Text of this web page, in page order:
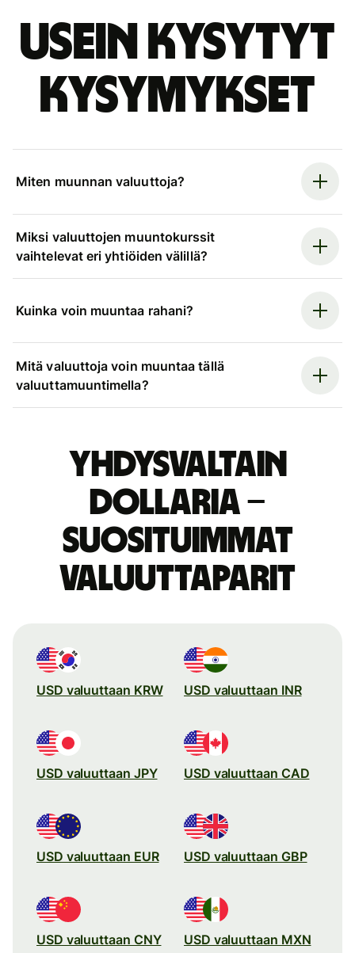
Usein kysytyt
kysymykset
Miten muunnan valuuttoja?
Miksi valuuttojen muuntokurssit
vaihtelevat eri yhtiöiden välillä?
Kuinka voin muuntaa rahani?
Mitä valuuttoja voin muuntaa tällä
valuuttamuuntimella?
Yhdysvaltain
dollaria –
suosituimmat
valuuttaparit
USD valuuttaan KRW USD valuuttaan INR
USD valuuttaan JPY USD valuuttaan CAD
USD valuuttaan EUR USD valuuttaan GBP
USD valuuttaan CNY USD valuuttaan MXN